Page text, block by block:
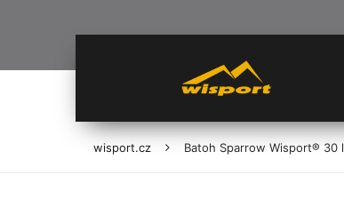
wisport.cz Batoh Sparrow Wisport® 30 l